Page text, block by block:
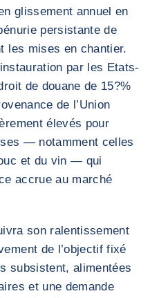
glissement annuel en
persistante de
les mises en chantier.
par les Etats-
de douane de 15?%
de l’Union
élevés pour
— notamment celles
et du vin — qui
accrue au marché
son ralentissement
de l’objectif fixé
subsistent, alimentées
et une demande